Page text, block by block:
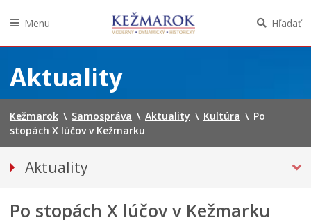
obsah
Menu Hľadať
Aktuality
Kežmarok \ Samospráva \ Aktuality \ Kultúra \ Po
stopách X lúčov v Kežmarku
Aktuality
Spravodajstvo
Po stopách X lúčov v Kežmarku